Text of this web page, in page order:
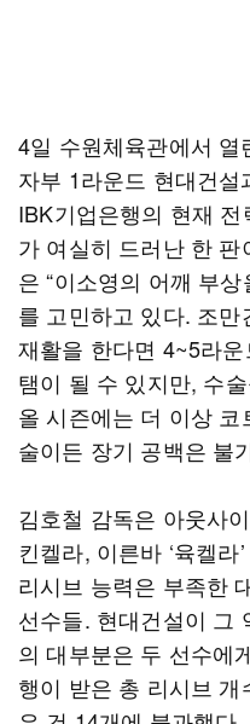
4일 수원체육관에서
자부 1라운드 현대건
IBK기업은행의 현재 전
가 여실히 드러난 한
은 “이소영의 어깨 부
를 고민하고 있다. 조만
재활을 한다면 4~5라
탬이 될 수 있지만, 수
올 시즌에는 더 이상
술이든 장기 공백은 불
김호철 감독은 아웃사
킨켈라, 이른바 ‘육켈
리시브 능력은 부족한
선수들. 현대건설이 그
의 대부분은 두 선수에
행이 받은 총 리시브